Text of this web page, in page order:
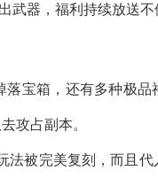
武器，福利持续放送不
落宝箱，还有多种极
攻占副本。
法被完美复刻，而且